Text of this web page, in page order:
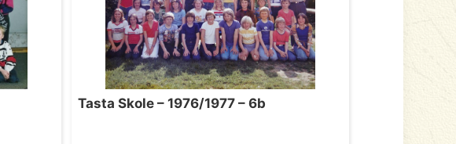
Tasta Skole – 1976/1977 – 6b